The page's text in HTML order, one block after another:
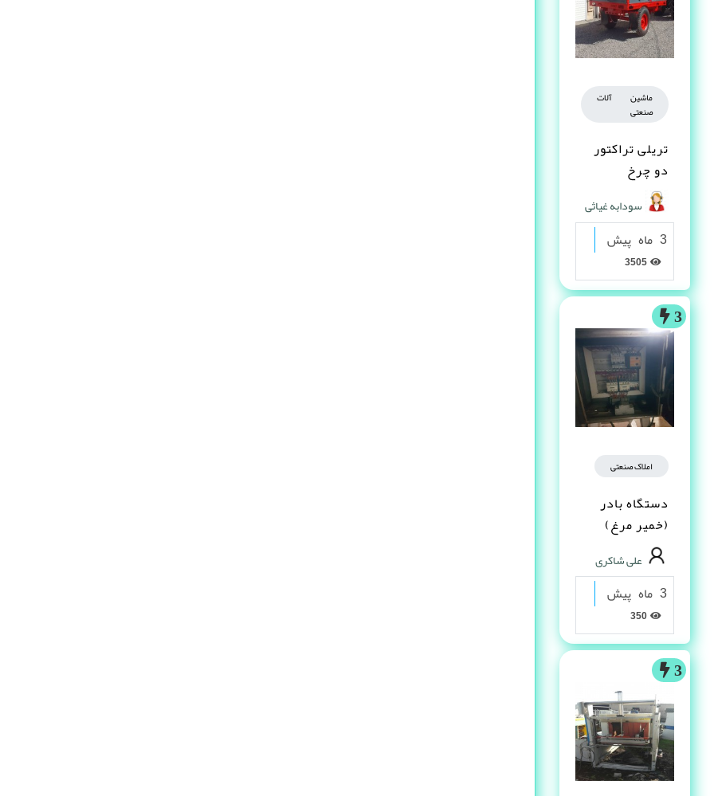
ماشین آلات
صنعتی
تریلی تراکتور
دو چرخ
سودابه غیاثی
3 ماه پیش
3
املاک صنعتی
دستگاه بادر
(خمیر مرغ)
علی شاکری
3 ماه پیش
3